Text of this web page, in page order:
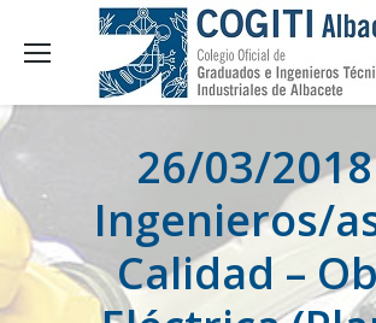
26/03/
Ingenieros/
Calidad –